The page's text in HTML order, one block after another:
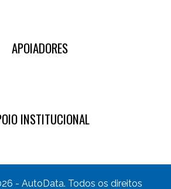
APOIADORES
INSTITUCIONAL
- AutoData. Todos os direitos